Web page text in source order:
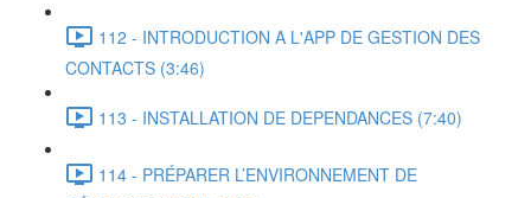
112 - INTRODUCTION A L'APP DE GESTION DES
CONTACTS (3:46)
113 - INSTALLATION DE DEPENDANCES (7:40)
114 - PRÉPARER L’ENVIRONNEMENT DE